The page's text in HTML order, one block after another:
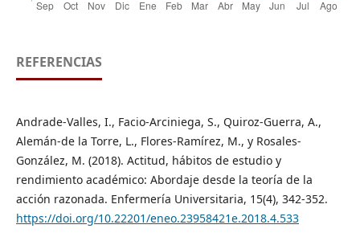
REFERENCIAS
Andrade-Valles, I., Facio-Arciniega, S., Quiroz-Guerra, A.,
Alemán-de la Torre, L., Flores-Ramírez, M., y Rosales-
González, M. (2018). Actitud, hábitos de estudio y
rendimiento académico: Abordaje desde la teoría de la
acción razonada. Enfermería Universitaria, 15(4), 342-352.
https://doi.org/10.22201/eneo.23958421e.2018.4.533